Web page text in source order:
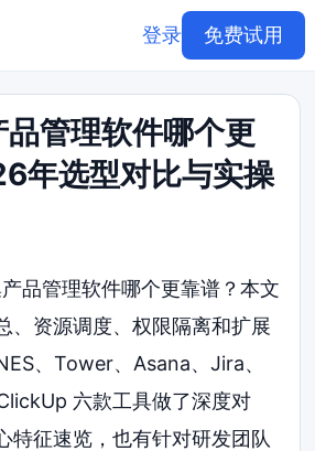
登录 免费试用
管理软件哪个更
年选型对比与实操
品管理软件哪个更靠谱？本文
、资源调度、权限隔离和扩展
、Tower、Asana、Jira、
六款工具做了深度对
特征速览，也有针对研发团队